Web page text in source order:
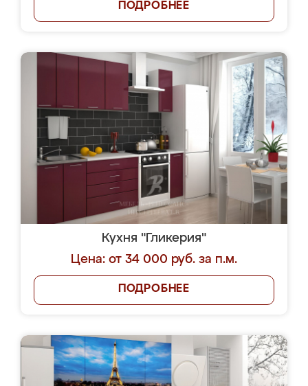
ПОДРОБНЕЕ
Кухня "Гликерия"
Цена: от 34 000 руб. за п.м.
ПОДРОБНЕЕ